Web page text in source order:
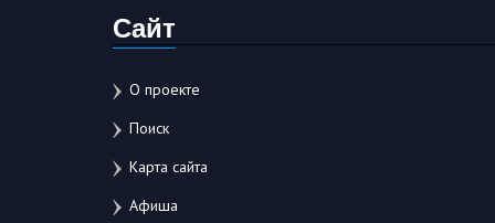
Сайт
О проекте
Поиск
Карта сайта
Афиша